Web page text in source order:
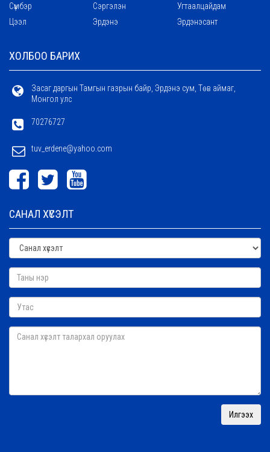
Сүмбэр
Сэргэлэн
Угтаалцайдам
Цээл
Эрдэнэ Эрдэнэсант
ХОЛБОО БАРИХ
Засаг даргын Тамгын газрын байр, Эрдэнэ сум, Төв аймаг,
Монгол улс
70276727
tuv_erdene@yahoo.com
САНАЛ ХҮСЭЛТ